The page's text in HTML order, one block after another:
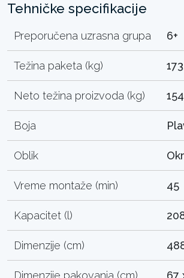
Tehničke specifikacije
Preporučena uzrasna grupa 6+
Težina paketa (kg)
Neto težina proizvoda (kg)
Boja
Oblik
Vreme montaže (min) 45
Kapacitet (l)
Dimenzije (cm)
Dimenzije pakovanja (cm) 67